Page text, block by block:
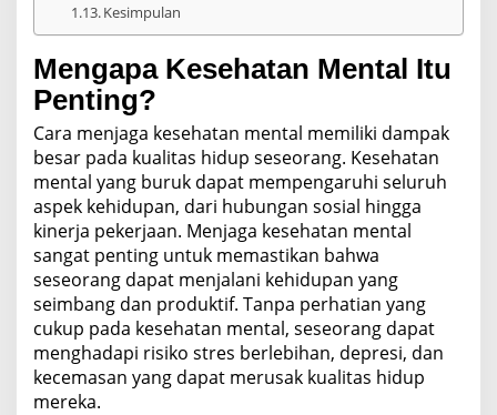
Kesimpulan
Mengapa Kesehatan Mental Itu
Penting?
Cara menjaga kesehatan mental memiliki dampak
besar pada kualitas hidup seseorang. Kesehatan
mental yang buruk dapat mempengaruhi seluruh
aspek kehidupan, dari hubungan sosial hingga
kinerja pekerjaan. Menjaga kesehatan mental
sangat penting untuk memastikan bahwa
seseorang dapat menjalani kehidupan yang
seimbang dan produktif. Tanpa perhatian yang
cukup pada kesehatan mental, seseorang dapat
menghadapi risiko stres berlebihan, depresi, dan
kecemasan yang dapat merusak kualitas hidup
mereka.